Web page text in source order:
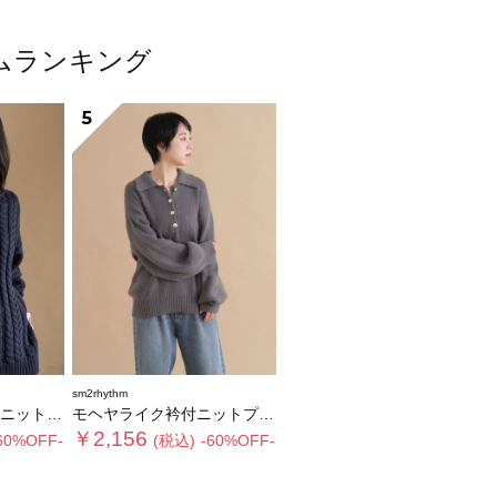
ランキング
ーバー
5
sm2rhythm
モヘヤライク衿付ニットプルオーバー
￥2,156 (税込) -60%OFF-